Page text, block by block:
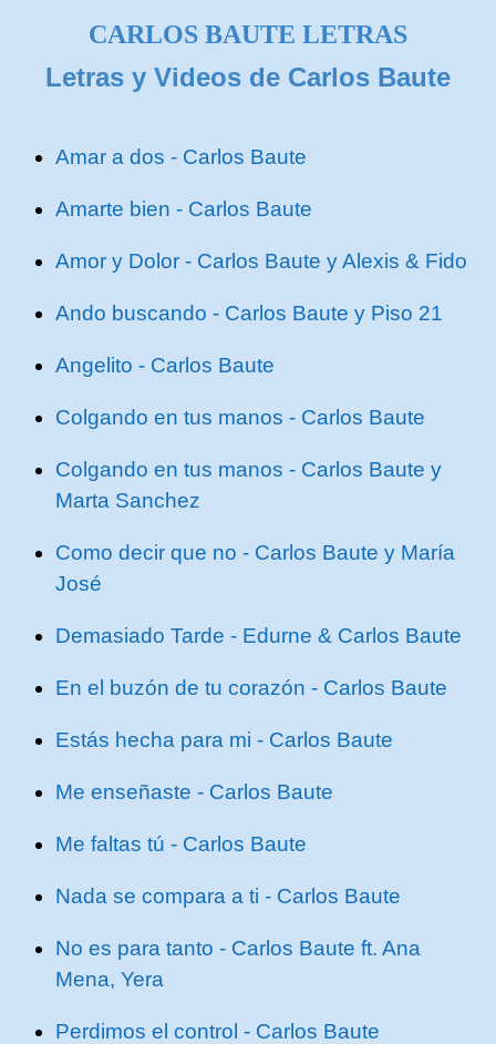
CARLOS BAUTE LETRAS
Letras y Videos de Carlos Baute
Amar a dos - Carlos Baute
Amarte bien - Carlos Baute
Amor y Dolor - Carlos Baute y Alexis & Fido
Ando buscando - Carlos Baute y Piso 21
Angelito - Carlos Baute
Colgando en tus manos - Carlos Baute
Colgando en tus manos - Carlos Baute y
Marta Sanchez
Como decir que no - Carlos Baute y María
José
Demasiado Tarde - Edurne & Carlos Baute
En el buzón de tu corazón - Carlos Baute
Estás hecha para mi - Carlos Baute
Me enseñaste - Carlos Baute
Me faltas tú - Carlos Baute
Nada se compara a ti - Carlos Baute
No es para tanto - Carlos Baute ft. Ana
Mena, Yera
Perdimos el control - Carlos Baute